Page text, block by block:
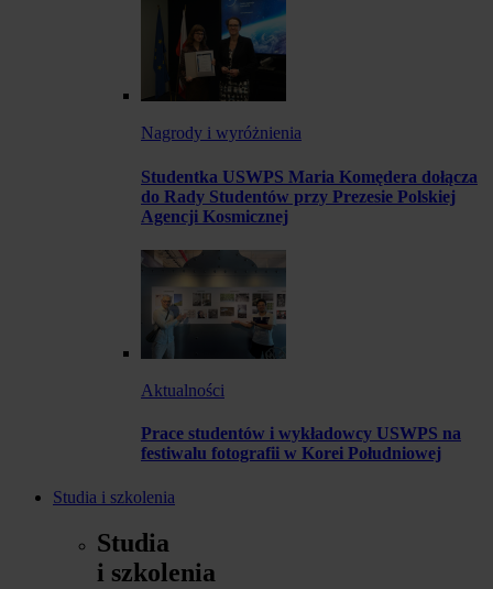
Nagrody i wyróżnienia
Studentka USWPS Maria Komędera dołącza
do Rady Studentów przy Prezesie Polskiej
Agencji Kosmicznej
Aktualności
Prace studentów i wykładowcy USWPS na
festiwalu fotografii w Korei Południowej
Studia i szkolenia
Studia
i szkolenia